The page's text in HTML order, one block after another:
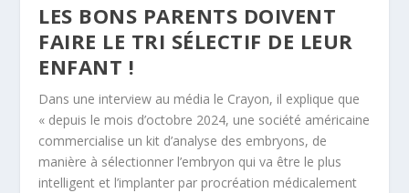
LES BONS PARENTS DOIVENT
FAIRE LE TRI SÉLECTIF DE LEUR
ENFANT !
Dans une interview au média le Crayon, il explique que
« depuis le mois d’octobre 2024, une société américaine
commercialise un kit d’analyse des embryons, de
manière à sélectionner l’embryon qui va être le plus
intelligent et l’implanter par procréation médicalement